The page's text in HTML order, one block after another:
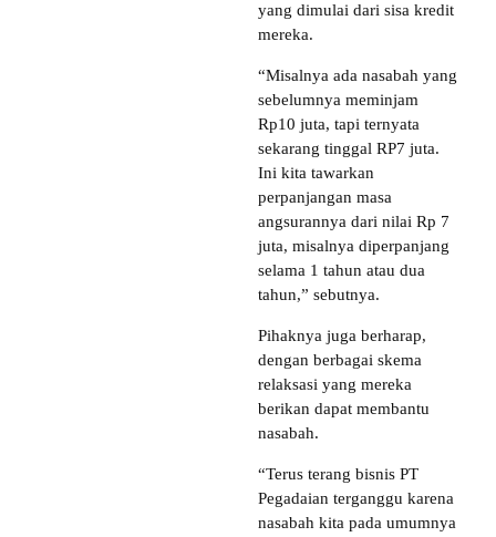
yang dimulai dari sisa kredit
mereka.
“Misalnya ada nasabah yang
sebelumnya meminjam
Rp10 juta, tapi ternyata
sekarang tinggal RP7 juta.
Ini kita tawarkan
perpanjangan masa
angsurannya dari nilai Rp 7
juta, misalnya diperpanjang
selama 1 tahun atau dua
tahun,” sebutnya.
Pihaknya juga berharap,
dengan berbagai skema
relaksasi yang mereka
berikan dapat membantu
nasabah.
“Terus terang bisnis PT
Pegadaian terganggu karena
nasabah kita pada umumnya